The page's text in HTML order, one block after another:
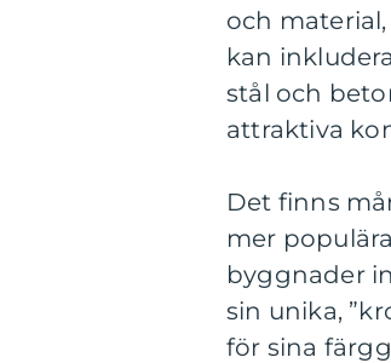
och
kan
stål och
attraktiva
Det finns
mer
byggnader
sin unika,
för sina